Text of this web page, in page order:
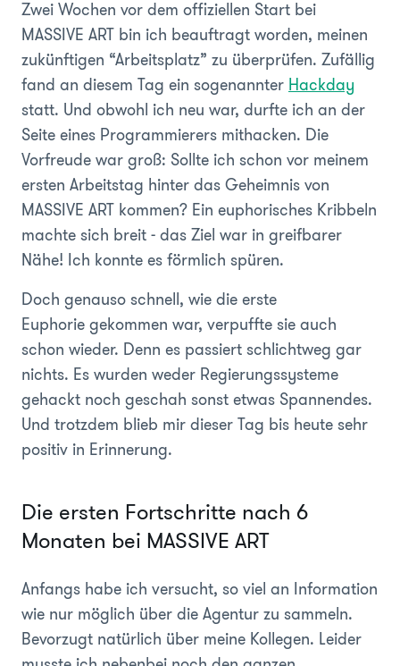
Zwei Wochen vor dem offiziellen Start bei
MASSIVE ART bin ich beauftragt worden, meinen
zukünftigen “Arbeitsplatz” zu überprüfen. Zufällig
fand an diesem Tag ein sogenannter Hackday
statt. Und obwohl ich neu war, durfte ich an der
Seite eines Programmierers mithacken. Die
Vorfreude war groß: Sollte ich schon vor meinem
ersten Arbeitstag hinter das Geheimnis von
MASSIVE ART kommen? Ein euphorisches Kribbeln
machte sich breit - das Ziel war in greifbarer
Nähe! Ich konnte es förmlich spüren.
Doch genauso schnell, wie die erste
Euphorie gekommen war, verpuffte sie auch
schon wieder. Denn es passiert schlichtweg gar
nichts. Es wurden weder Regierungssysteme
gehackt noch geschah sonst etwas Spannendes.
Und trotzdem blieb mir dieser Tag bis heute sehr
positiv in Erinnerung.
Die ersten Fortschritte nach 6
Monaten bei MASSIVE ART
Anfangs habe ich versucht, so viel an Information
wie nur möglich über die Agentur zu sammeln.
Bevorzugt natürlich über meine Kollegen. Leider